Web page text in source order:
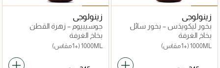
زينولوجي
بخور ليكويدَس – بخور سائل
بخاخ الغرفة
1000ML (+1 مقاس)
زينولوجي
جوسيبيوم – زهرة القطن
بخاخ الغرفة
1000ML (+1 مقاس)